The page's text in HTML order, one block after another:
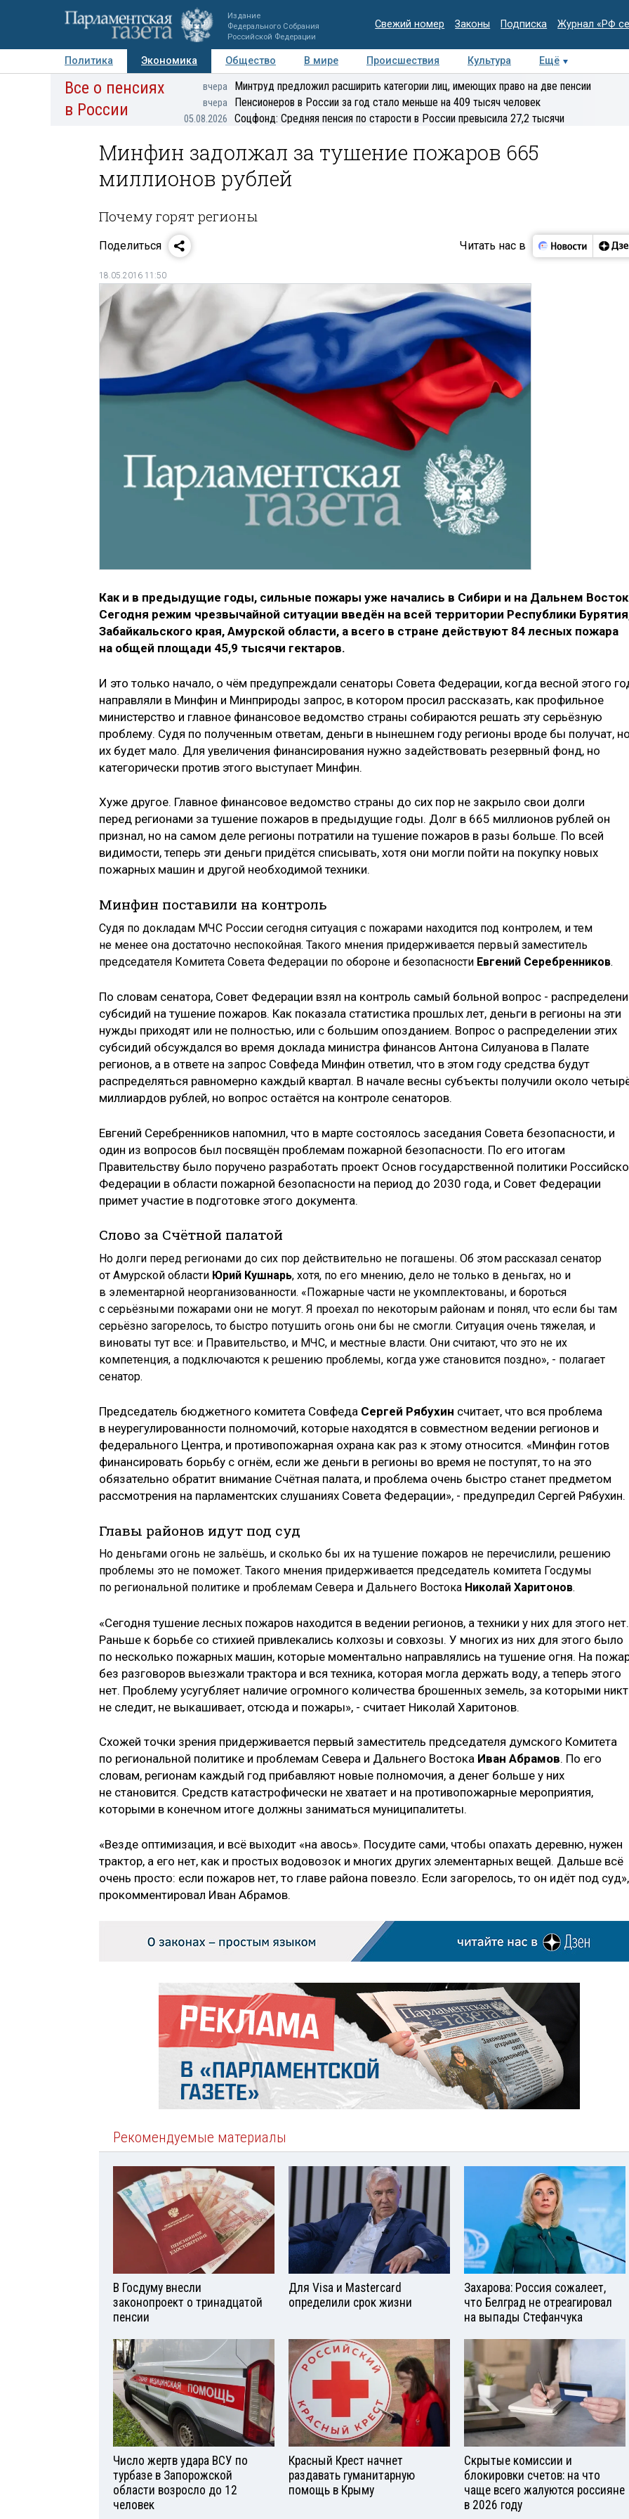
Издание
Федерального Собрания
Российской Федерации
Свежий номер Законы Подписка Журнал «РФ
Политика Экономика Общество В мире Происшествия Культура
Ещё
Авторы Персоны Мнения Регионы Медиацентр Интервью Колумнисты
Все о пенсиях
в России
вчера Минтруд предложил расширить категории лиц, имеющих право на две пенсии
вчера Пенсионеров в России за год стало меньше на 409 тысяч человек
05.08.2026 Соцфонд: Средняя пенсия по старости в России превысила 27,2 тысячи
Минфин задолжал за тушение пожаров 665
миллионов рублей
Почему горят регионы
Поделиться Читать нас в
18.05.2016 11:50
Как и в предыдущие годы, сильные пожары уже начались в Сибири и на Дальнем
Сегодня режим чрезвычайной ситуации введён на всей территории Республики
Забайкальского края, Амурской области, а всего в стране действуют 84 лесных пожара
на общей площади 45,9 тысячи гектаров.
И это только начало, о чём предупреждали сенаторы Совета Федерации, когда весной этого
направляли в Минфин и Минприроды запрос, в котором просил рассказать, как профильное
министерство и главное финансовое ведомство страны собираются решать эту серьёзную
проблему. Судя по полученным ответам, деньги в нынешнем году регионы вроде бы получат,
их будет мало. Для увеличения финансирования нужно задействовать резервный фонд, но
категорически против этого выступает Минфин.
Хуже другое. Главное финансовое ведомство страны до сих пор не закрыло свои долги
перед регионами за тушение пожаров в предыдущие годы. Долг в 665 миллионов рублей он
признал, но на самом деле регионы потратили на тушение пожаров в разы больше. По всей
видимости, теперь эти деньги придётся списывать, хотя они могли пойти на покупку новых
пожарных машин и другой необходимой техники.
Минфин поставили на контроль
Судя по докладам МЧС России сегодня ситуация с пожарами находится под контролем, и тем
не менее она достаточно неспокойная. Такого мнения придерживается первый заместитель
председателя Комитета Совета Федерации по обороне и безопасности Евгений Серебренников.
По словам сенатора, Совет Федерации взял на контроль самый больной вопрос -
субсидий на тушение пожаров. Как показала статистика прошлых лет, деньги в регионы на эти
нужды приходят или не полностью, или с большим опозданием. Вопрос о распределении этих
субсидий обсуждался во время доклада министра финансов Антона Силуанова в Палате
регионов, а в ответе на запрос Совфеда Минфин ответил, что в этом году средства будут
распределяться равномерно каждый квартал. В начале весны субъекты получили около
миллиардов рублей, но вопрос остаётся на контроле сенаторов.
Евгений Серебренников напомнил, что в марте состоялось заседания Совета безопасности, и
один из вопросов был посвящён проблемам пожарной безопасности. По его итогам
Правительству было поручено разработать проект Основ государственной политики
Федерации в области пожарной безопасности на период до 2030 года, и Совет Федерации
примет участие в подготовке этого документа.
Слово за Счётной палатой
Но долги перед регионами до сих пор действительно не погашены. Об этом рассказал сенатор
от Амурской области Юрий Кушнарь, хотя, по его мнению, дело не только в деньгах, но и
в элементарной неорганизованности. «Пожарные части не укомплектованы, и бороться
с серьёзными пожарами они не могут. Я проехал по некоторым районам и понял, что если бы там
серьёзно загорелось, то быстро потушить огонь они бы не смогли. Ситуация очень тяжелая, и
виноваты тут все: и Правительство, и МЧС, и местные власти. Они считают, что это не их
компетенция, а подключаются к решению проблемы, когда уже становится поздно», - полагает
сенатор.
Председатель бюджетного комитета Совфеда Сергей Рябухин считает, что вся проблема
в неурегулированности полномочий, которые находятся в совместном ведении регионов и
федерального Центра, и противопожарная охрана как раз к этому относится. «Минфин готов
финансировать борьбу с огнём, если же деньги в регионы во время не поступят, то на это
обязательно обратит внимание Счётная палата, и проблема очень быстро станет предметом
рассмотрения на парламентских слушаниях Совета Федерации», - предупредил Сергей Рябухин.
Главы районов идут под суд
Но деньгами огонь не зальёшь, и сколько бы их на тушение пожаров не перечислили, решению
проблемы это не поможет. Такого мнения придерживается председатель комитета Госдумы
по региональной политике и проблемам Севера и Дальнего Востока Николай Харитонов.
«Сегодня тушение лесных пожаров находится в ведении регионов, а техники у них для этого нет.
Раньше к борьбе со стихией привлекались колхозы и совхозы. У многих из них для этого было
по несколько пожарных машин, которые моментально направлялись на тушение огня. На
без разговоров выезжали трактора и вся техника, которая могла держать воду, а теперь этого
нет. Проблему усугубляет наличие огромного количества брошенных земель, за которыми
не следит, не выкашивает, отсюда и пожары», - считает Николай Харитонов.
Схожей точки зрения придерживается первый заместитель председателя думского Комитета
по региональной политике и проблемам Севера и Дальнего Востока Иван Абрамов. По его
словам, регионам каждый год прибавляют новые полномочия, а денег больше у них
не становится. Средств катастрофически не хватает и на противопожарные мероприятия,
которыми в конечном итоге должны заниматься муниципалитеты.
«Везде оптимизация, и всё выходит «на авось». Посудите сами, чтобы опахать деревню, нужен
трактор, а его нет, как и простых водовозок и многих других элементарных вещей. Дальше всё
очень просто: если пожаров нет, то главе района повезло. Если загорелось, то он идёт под
прокомментировал Иван Абрамов.
Рекомендуемые материалы
В Госдуму внесли
законопроект о тринадцатой
пенсии
Для Visа и Mastercard
определили срок жизни
Захарова: Россия сожалеет,
что Белград не отреагировал
на выпады Стефанчука
Число жертв удара ВСУ по
турбазе в Запорожской
области возросло до 12
человек
Красный Крест начнет
раздавать гуманитарную
помощь в Крыму
Скрытые комиссии и
блокировки счетов: на что
чаще всего жалуются россияне
в 2026 году